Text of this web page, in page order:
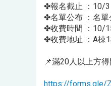
✤報名截止 ：10/3
✤名單公布 ：名單
✤收費時間 ：10/
✤收費地址 ：A棟1
📌滿20人以上方
https://forms.gle/